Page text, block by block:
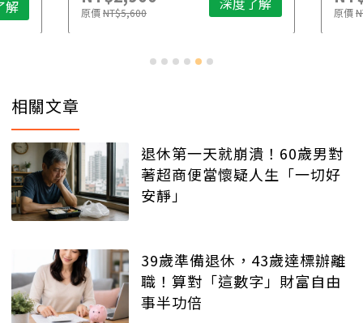
解 原價NT$5,600 原價
相關文章
退休第一天就崩潰！60歲男對
著超商便當懷疑人生「一切好
安靜」
39歲準備退休，43歲達標辦離
職！算對「這數字」財富自由
事半功倍